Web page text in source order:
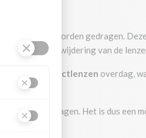
worden gedragen.
dat na verwijdering van de
contactlenzen overdag,
kan vertragen. Het is dus een